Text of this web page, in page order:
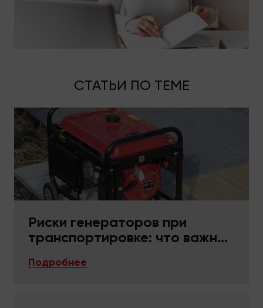
СТАТЬИ ПО ТЕМЕ
Риски генераторов при
транспортировке: что важно
Подробнее